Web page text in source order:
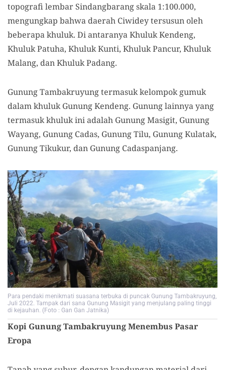
topografi lembar Sindangbarang skala 1:100.000,
mengungkap bahwa daerah Ciwidey tersusun oleh
beberapa khuluk. Di antaranya Khuluk Kendeng,
Khuluk Patuha, Khuluk Kunti, Khuluk Pancur, Khuluk
Malang, danKhuluk Padang.
Gunung Tambakruyung termasuk kelompok gumuk
dalam khuluk Gunung Kendeng. Gunung lainnya yang
termasuk khuluk ini adalah Gunung Masigit, Gunung
Wayang, Gunung Cadas, GunungTilu, GunungKulatak,
GunungTikukur, dan Gunung Cadaspanjang.
Para pendaki menikmati suasana terbuka di puncak Gunung Tambakruyung,
Juli 2022. Tampak dari sana Gunung Masigit yang menjulang paling tinggi
di kejauhan. (Foto : Gan Gan Jatnika)
Kopi Gunung TambakruyungMenembus Pasar
Eropa